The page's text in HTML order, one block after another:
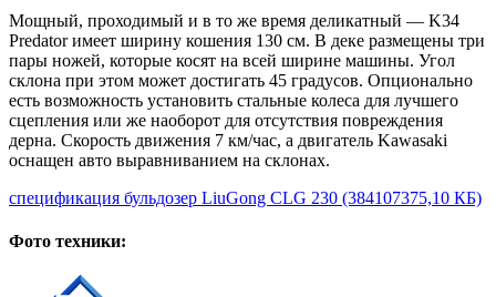
Мощный, проходимый и в то же время деликатный — K34
Predator имеет ширину кошения 130 см. В деке размещены три
пары ножей, которые косят на всей ширине машины. Угол
склона при этом может достигать 45 градусов. Опционально
есть возможность установить стальные колеса для лучшего
сцепления или же наоборот для отсутствия повреждения
дерна. Скорость движения 7 км/час, а двигатель Kawasaki
оснащен авто выравниванием на склонах.
спецификация бульдозер LiuGong CLG 230 (384107375,10 КБ)
Фото техники: